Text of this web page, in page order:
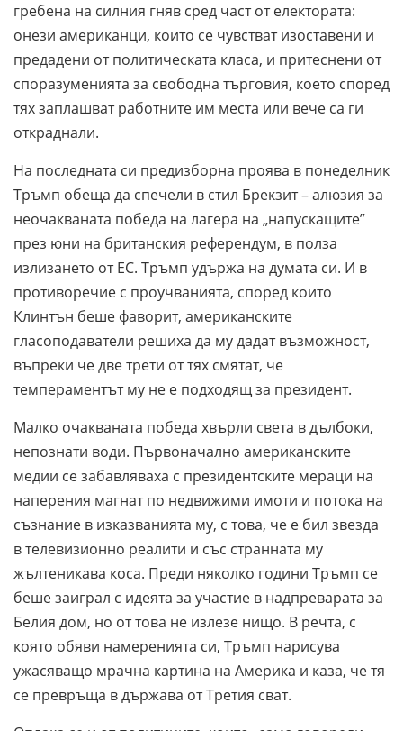
гребена на силния гняв сред част от електората:
онези американци, които се чувстват изоставени и
предадени от политическата класа, и притеснени от
споразуменията за свободна търговия, което според
тях заплашват работните им места или вече са ги
откраднали.
На последната си предизборна проява в понеделник
Тръмп обеща да спечели в стил Брекзит – алюзия за
неочакваната победа на лагера на „напускащите”
през юни на британския референдум, в полза
излизането от ЕС. Тръмп удържа на думата си. И в
противоречие с проучванията, според които
Клинтън беше фаворит, американските
гласоподаватели решиха да му дадат възможност,
въпреки че две трети от тях смятат, че
темпераментът му не е подходящ за президент.
Малко очакваната победа хвърли света в дълбоки,
непознати води. Първоначално американските
медии се забавляваха с президентските мераци на
наперения магнат по недвижими имоти и потока на
съзнание в изказванията му, с това, че е бил звезда
в телевизионно реалити и със странната му
жълтеникава коса. Преди няколко години Тръмп се
беше заиграл с идеята за участие в надпреварата за
Белия дом, но от това не излезе нищо. В речта, с
която обяви намеренията си, Тръмп нарисува
ужасяващо мрачна картина на Америка и каза, че тя
се превръща в държава от Третия сват.